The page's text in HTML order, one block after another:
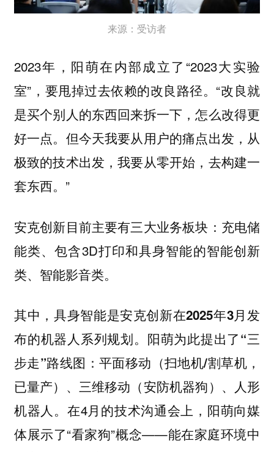
来源：受访者
2023年，阳萌在内部成立了“2023大实验
室”，要甩掉过去依赖的改良路径。“改良就
是买个别人的东西回来拆一下，怎么改得更
好一点。但今天我要从用户的痛点出发，从
极致的技术出发，我要从零开始，去构建一
套东西。”
安克创新目前主要有三大业务板块：充电储
能类、包含3D打印和具身智能的智能创新
类、智能影音类。
其中，具身智能是安克创新在2025年3月发
布的机器人系列规划。阳萌为此提出了“三
步走”路线图：平面移动（扫地机/割草机，
已量产）、三维移动（安防机器狗）、人形
机器人。 在4月的技术沟通会上，阳萌向媒
体展示了“看家狗”概念——能在家庭环境中